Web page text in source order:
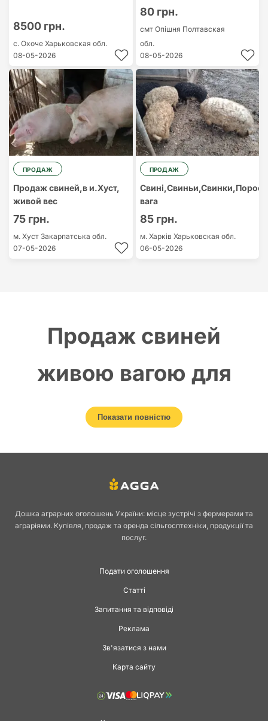
8500 грн.
с. Охоче Харьковская обл.
08-05-2026
80 грн.
смт Опішня Полтавская
обл.
08-05-2026
ПРОДАЖ
Продаж свиней,в и.Хуст,
живой вес
75 грн.
м. Хуст Закарпатська обл.
07-05-2026
ПРОДАЖ
вага
85 грн.
м. Харків Харьковская обл.
06-05-2026
Продаж свиней
живою вагою для
фермерських
господарств та
переробників
Розвиток приватного тваринництва останніми роками робить ринок
сільськогосподарської продукції більш активним і різноманітним.
Особливо затребуваною є продаж свиней живою вагою, оскільки
Покупці можуть купити свиню живою вагою для відгодівлі, забою або
швидко реалізувати поголів’я.
Багато господарств регулярно розміщують оголошення про продаж
терміново продати велику партію. У такому випадку ціна формується
Особливості ринку
Показати повністю
Дошка аграрних оголошень України: місце зустрічі з фермерами та
аграріями. Купівля, продаж та оренда сільгосптехніки, продукції та
послуг.
Подати оголошення
Статті
Запитання та відповіді
Реклама
Зв'язатися з нами
Карта сайту